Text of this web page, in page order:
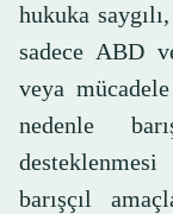
hukuka
sadece ABD
veya
nedenle
barışçıl